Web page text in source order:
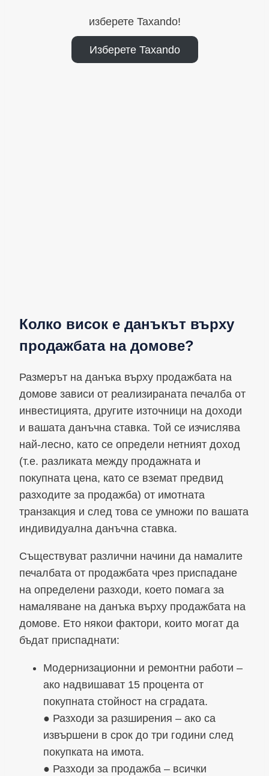
изберете Taxando!
Изберете Taxando
Колко висок е данъкът върху
продажбата на домове?
Размерът на данъка върху продажбата на
домове зависи от реализираната печалба от
инвестицията, другите източници на доходи
и вашата данъчна ставка. Той се изчислява
най-лесно, като се определи нетният доход
(т.е. разликата между продажната и
покупната цена, като се вземат предвид
разходите за продажба) от имотната
транзакция и след това се умножи по вашата
индивидуална данъчна ставка.
Съществуват различни начини да намалите
печалбата от продажбата чрез приспадане
на определени разходи, което помага за
намаляване на данъка върху продажбата на
домове. Ето някои фактори, които могат да
бъдат приспаднати:
Модернизационни и ремонтни работи –
ако надвишават 15 процента от
покупната стойност на сградата.
● Разходи за разширения – ако са
извършени в срок до три години след
покупката на имота.
● Разходи за продажба – всички